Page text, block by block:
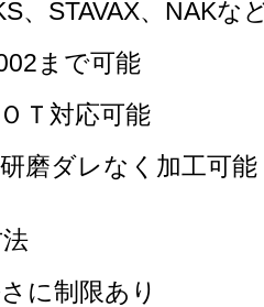
、STAVAX、NAKな
まで可能
Ｔ対応可能
磨ダレなく加工可能
に制限あり